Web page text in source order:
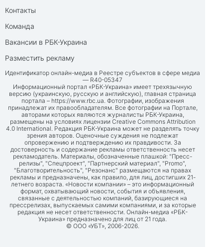
Контакты
Команда
Вакансии в РБК-Украина
Разместить рекламу
Идентификатор онлайн-медиа в Реестре субъектов в сфере медиа
— R40-05347
Информационный портал «РБК-Украина» имеет трехязычную
версию (украинскую, русскую и английскую), главная страница
портала – https://www.rbc.ua. Фотографии, изображения
принадлежат их правообладателям. Все фотографии на Портале,
авторами которых являются журналисты РБК-Украина,
размещены на условиях лицензии Creative Commons Attribution
4.0 International. Редакция РБК-Украина может не разделять точку
зрения авторов. Оценочные суждения не подлежат
опровержению и подтверждению их правдивости. За
достоверность и содержание рекламы ответственность несет
рекламодатель. Материалы, обозначенные плашкой: "Пресс-
релизы", "Спецпроект", "Партнерский материал", "Promo",
"Благотворительность", "Резонанс" размещаются на правах
рекламы и предназначены, как правило, для лиц, достигших 21-
летнего возраста. «Новости компании» – это информационный
формат, охватывающий новости, события и объявления,
связанные с деятельностью компаний, базирующиеся на
прессрелизах, выпускаемых самими компаниями, и за которые
редакция не несет ответственности. Онлайн-медиа «РБК-
Украина» предназначено для лиц от 21 года.
© ООО «УБТ», 2006-2026.